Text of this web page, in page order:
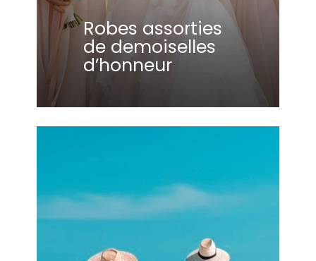
Robes assorties
de demoiselles
d’honneur